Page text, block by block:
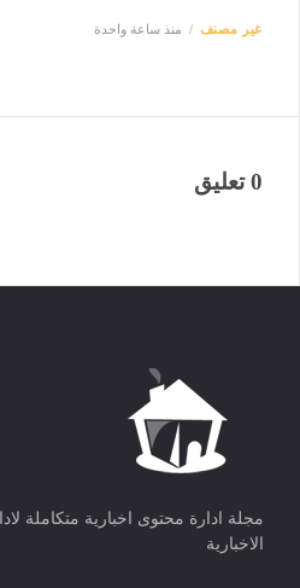
غير مصنف منذ ساعة واحدة
0 تعليق
مجلة ادارة محتوى اخبارية متكاملة
الاخبارية